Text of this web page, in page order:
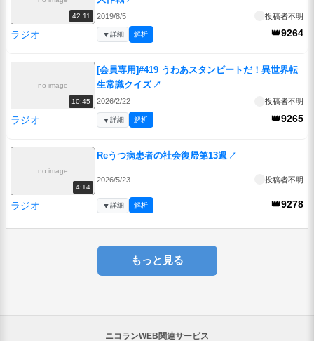
42:11 2019/8/5 投稿者不明
ラジオ 👑9264
▼詳細 解析
no image
10:45
[会員専用]#419 うわあスタンピートだ！異世界転
生常識クイズ ↗
2026/2/22 投稿者不明
ラジオ 👑9265
▼詳細 解析
no image
4:14
Reうつ病患者の社会復帰第13週 ↗
2026/5/23 投稿者不明
ラジオ 👑9278
▼詳細 解析
もっと見る
ニコランWEB関連サービス